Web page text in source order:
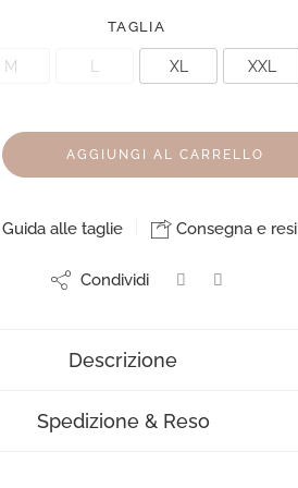
TAGLIA
M XL XXL
AGGIUNGI AL CARRELLO
alle taglie Consegna e resi
Condividi
Descrizione
Spedizione & Reso